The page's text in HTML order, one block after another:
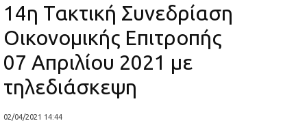
14η Τακτική Συνεδρίαση
Οικονομικής Επιτροπής
07 Απριλίου 2021 με
τηλεδιάσκεψη
02/04/2021 14:44